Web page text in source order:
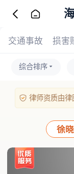
交通事故 损害
综合排序
律师资质由
2、执业证照核
3、官方执业信
4、手机号验证
徐